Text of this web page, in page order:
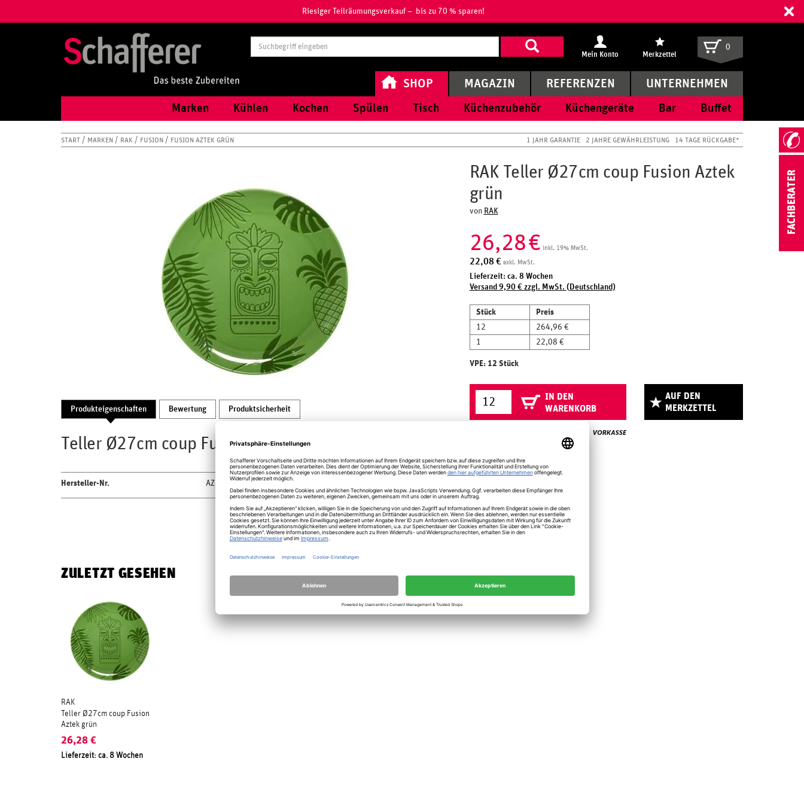
Riesiger Teilräumungsverkauf – bis zu 70 % sparen!
Suchbegriff
eingeben
Mein Konto Merkzettel
0
SHOP
Marken Kühlen Kochen Spülen Tisch Küchenzubehör Küchengeräte Bar Buffet
MAGAZIN REFERENZEN UNTERNEHMEN
START MARKEN RAK FUSION FUSION AZTEK GRÜN 1 JAHR GARANTIE 2 JAHRE GEWÄHRLEISTUNG 14 TAGE RÜCKGABE*
Produkteigenschaften Bewertung Produktsicherheit
Teller Ø27cm coup Fusion Aztek grün
Hersteller-Nr. AZNNPR27GR
RAK Teller Ø27cm coup Fusion Aztek
grün
von RAK
26,28€ inkl. 19% MwSt.
22,08 € exkl. MwSt.
Lieferzeit: ca. 8 Wochen
Versand 9,90 € zzgl. MwSt. (Deutschland)
Stück
Preis
12
264,96 €
1
22,08 €
VPE: 12 Stück
IN DEN
WARENKORB
AUF DEN
MERKZETTEL
ZULETZT GESEHEN
RAK
Teller Ø27cm coup Fusion
Aztek grün
26,28 €
Lieferzeit: ca. 8 Wochen